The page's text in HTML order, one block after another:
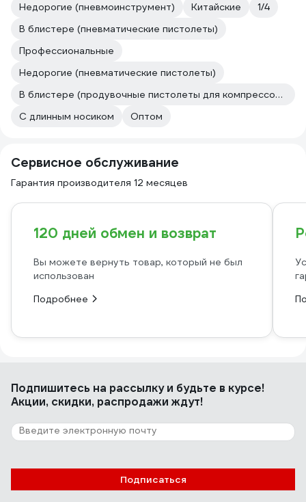
Недорогие (пневмоинструмент) Китайские
1/4
В блистере (пневматические пистолеты)
Профессиональные
Недорогие (пневматические пистолеты)
В блистере (продувочные пистолеты для компрессоров)
С длинным носиком
Оптом
Сервисное обслуживание
Гарантия производителя 12 месяцев
120 дней обмен и возврат
Вы можете вернуть товар, который не был
использован
Подробнее
Подпишитесь на рассылкуи будьте в курсе!
Акции, скидки, распродажи ждут!
Подписаться